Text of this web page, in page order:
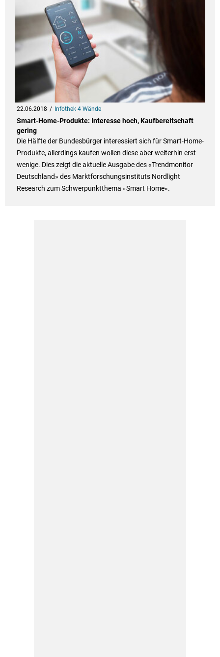
22.06.2018 Infothek 4 Wände
Smart-Home-Produkte: Interesse hoch, Kaufbereitschaft
gering
Die Hälfte der Bundesbürger interessiert sich für Smart-Home-
Produkte, allerdings kaufen wollen diese aber weiterhin erst
wenige. Dies zeigt die aktuelle Ausgabe des «Trendmonitor
Deutschland» des Marktforschungsinstituts Nordlight
Research zum Schwerpunktthema «Smart Home».